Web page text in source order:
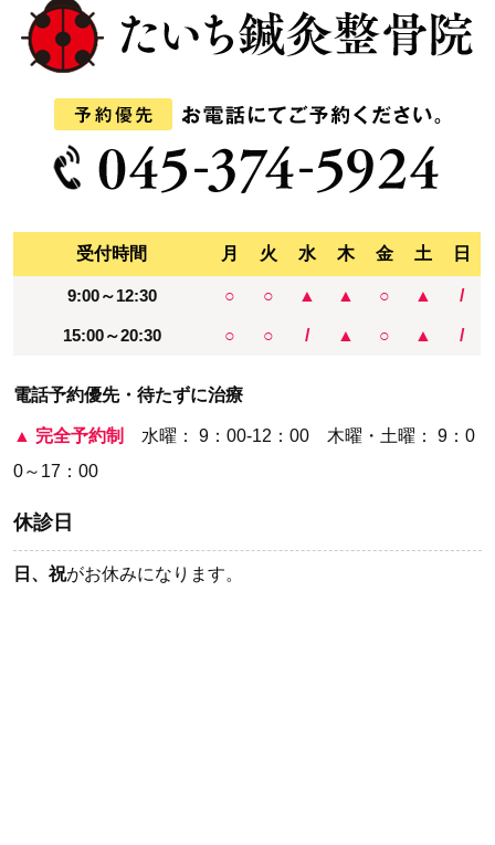
受付時間 月 火 水 木 金 土 日
9:00～12:30 ○ ○ ▲ ▲ ○ ▲ /
15:00～20:30 ○ ○ / ▲ ○ ▲ /
電話予約優先・待たずに治療
▲ 完全予約制 水曜： 9：00-12：00 木曜・土曜： 9：0
0～17：00
休診日
日、祝がお休みになります。